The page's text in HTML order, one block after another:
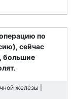
по
сейчас
большие
железы |